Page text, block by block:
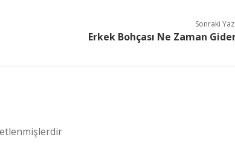
Sonraki
Erkek Bohçası Ne Zaman